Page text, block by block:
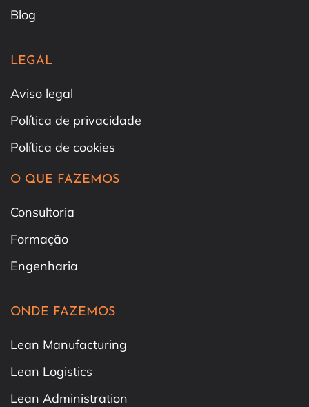
Blog
LEGAL
Aviso legal
Política de privacidade
Política de cookies
O QUE FAZEMOS
Consultoria
Formação
Engenharia
ONDE FAZEMOS
Lean Manufacturing
Lean Logistics
Lean Administration